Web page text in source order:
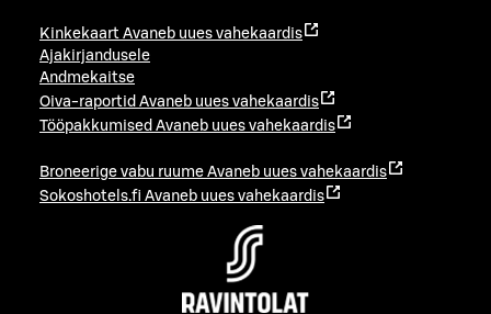
Kinkekaart Avaneb uues vahekaardis
Ajakirjandusele
Andmekaitse
Oiva-raportid Avaneb uues vahekaardis
Tööpakkumised Avaneb uues vahekaardis
Broneerige vabu ruume Avaneb uues vahekaardis
Sokoshotels.fi Avaneb uues vahekaardis